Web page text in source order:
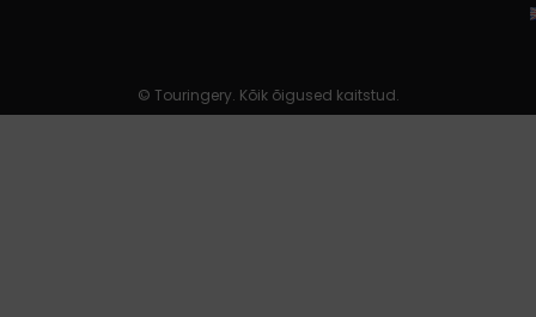
© Touringery. Kõik õigused kaitstud.